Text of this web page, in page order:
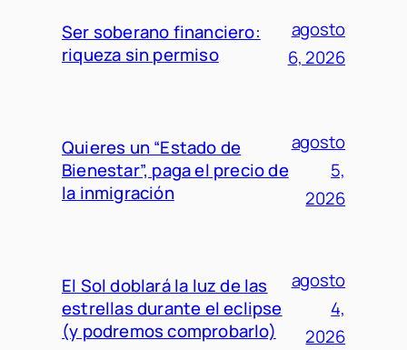
Ser soberano financiero:
riqueza sin permiso
agosto
6, 2026
Quieres un “Estado de
Bienestar”, paga el precio de
la inmigración
agosto
5,
2026
El Sol doblará la luz de las
estrellas durante el eclipse
(y podremos comprobarlo)
agosto
4,
2026